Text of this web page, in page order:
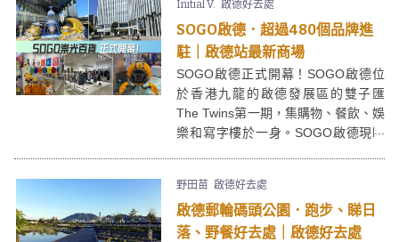
物熱點！
Initial V. 啟德好去處
SOGO啟德．超過480個品牌進
駐｜啟德站最新商場
SOGO啟德正式開幕！SOGO啟德位
於香港九龍的啟德發展區的雙子匯
The Twins第一期，集購物、餐飲、娛
樂和寫字樓於一身。SOGO啟德現時
處！SOGO啟德樓底高，空間感十
足，比銅鑼灣SOGO有更多年青時尚
品牌，SOGO啟德除了服飾、家品之
野田苗 啟德好去處
啟德郵輪碼頭公園．跑步、睇日
落、野餐好去處｜啟德好去處